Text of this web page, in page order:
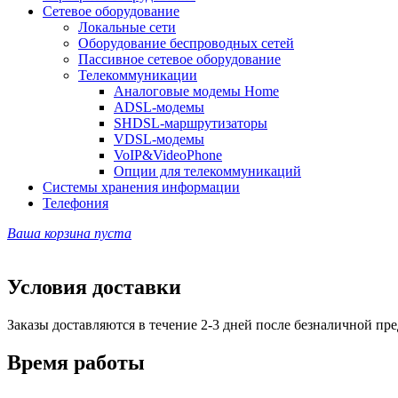
Сетевое оборудование
Локальные сети
Оборудование беспроводных сетей
Пассивное сетевое оборудование
Телекоммуникации
Аналоговые модемы Home
ADSL-модемы
SHDSL-маршрутизаторы
VDSL-модемы
VoIP&VideoPhone
Опции для телекоммуникаций
Системы хранения информации
Телефония
Ваша корзина пуста
Условия доставки
Заказы доставляются в течение 2-3 дней после безналичной
Время работы